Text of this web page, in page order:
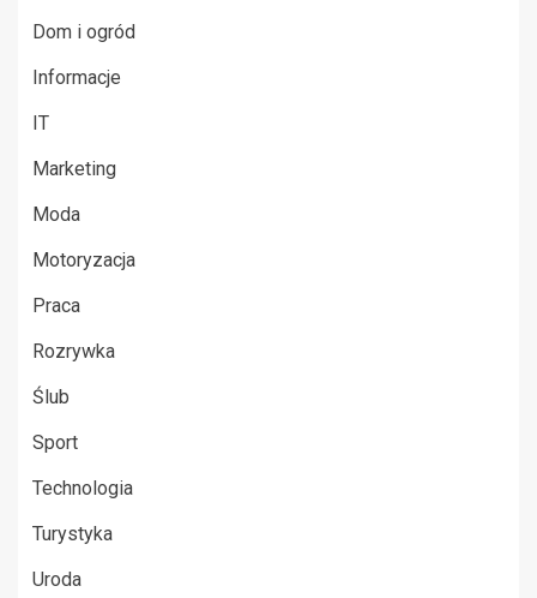
Dom i ogród
Informacje
IT
Marketing
Moda
Motoryzacja
Praca
Rozrywka
Ślub
Sport
Technologia
Turystyka
Uroda